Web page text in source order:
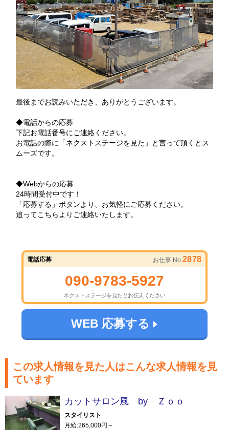
最後までお読みいただき、ありがとうございます。
◆電話からの応募
下記お電話番号にご連絡ください。
お電話の際に「ネクストステージを見た」と言って頂くとス
ムーズです。
◆Webからの応募
24時間受付中です！
「応募する」ボタンより、お気軽にご応募ください。
追ってこちらよりご連絡いたします。
電話応募 お仕事 No. 2878
090-9783-5927
ネクストステージを見たとお伝えください
WEB 応募する
この求人情報を見た人はこんな求人情報を見
ています
カットサロン風 by Ｚｏｏ
スタイリスト
月給:265,000円～